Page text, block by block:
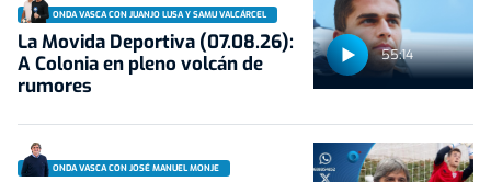
55:14
ONDA VASCA CON JUANJO LUSA Y SAMU VALCÁRCEL
La Movida Deportiva (07.08.26):
A Colonia en pleno volcán de
rumores
ONDA VASCA CON JOSÉ MANUEL MONJE